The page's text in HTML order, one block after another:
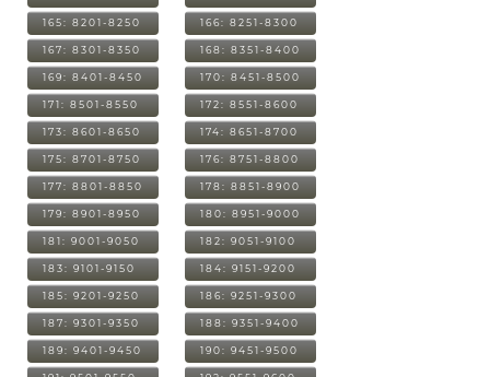
165: 8201-8250 166: 8251-8300
167: 8301-8350 168: 8351-8400
169: 8401-8450 170: 8451-8500
171: 8501-8550 172: 8551-8600
173: 8601-8650 174: 8651-8700
175: 8701-8750 176: 8751-8800
177: 8801-8850 178: 8851-8900
179: 8901-8950 180: 8951-9000
181: 9001-9050 182: 9051-9100
183: 9101-9150 184: 9151-9200
185: 9201-9250 186: 9251-9300
187: 9301-9350 188: 9351-9400
189: 9401-9450 190: 9451-9500